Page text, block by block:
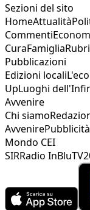
Sezioni del sito
HomeAttualità
Commenti
CuraFamiglia
Pubblicazioni
Edizioni locali
UpLuoghi
Avvenire
Chi siamo
AvvenirePubblicità
Mondo CEI
SIRRadio InBlu